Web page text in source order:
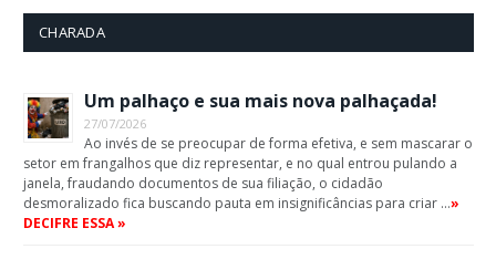
CHARADA
Um palhaço e sua mais nova palhaçada!
27/07/2026
Ao invés de se preocupar de forma efetiva, e sem mascarar o
setor em frangalhos que diz representar, e no qual entrou pulando a
janela, fraudando documentos de sua filiação, o cidadão
desmoralizado fica buscando pauta em insignificâncias para criar …»
DECIFRE ESSA »